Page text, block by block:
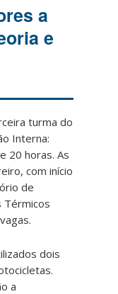
a
e
turma do
Interna:
20 horas. As
com início
de
Térmicos
dois
a